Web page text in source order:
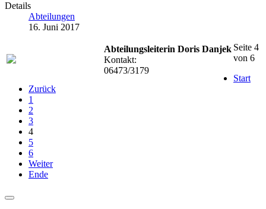
Details
Abteilungen
16. Juni 2017
Abteilungsleiterin Doris Danjek
Kontakt:
06473/3179
Seite 4
von 6
Start
Zurück
1
2
3
4
5
6
Weiter
Ende